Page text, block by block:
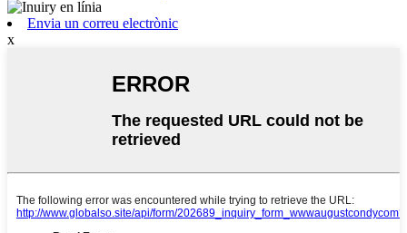
Envia un correu electrònic
x